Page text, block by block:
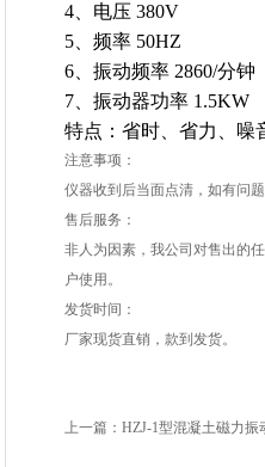
4、电压 380V
5、频率 50HZ
6、振动频率 2860/分钟
7、振动器功率 1.5KW
特点：省时、省力、噪
注意事项：
仪器收到后当面点清，如有问
售后服务：
非人为因素，我公司对售出的
户使用。
发货时间：
厂家现货直销，款到发货。
上一篇： HZJ-1型混凝土磁力振